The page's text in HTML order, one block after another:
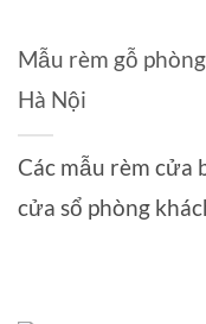
Mẫu rèm gỗ
Hà Nội
Các mẫu rèm cửa
cửa sổ phòng